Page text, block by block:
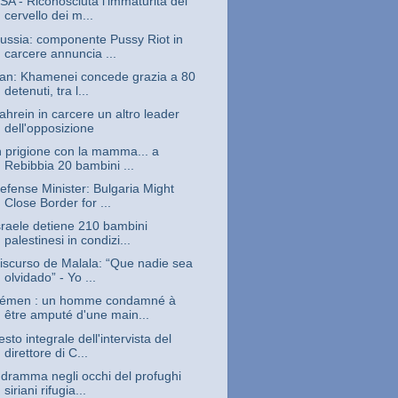
cervello dei m...
componente Pussy Riot in
carcere annuncia ...
Khamenei concede grazia a 80
detenuti, tra l...
in carcere un altro leader
dell'opposizione
prigione con la mamma... a
Rebibbia 20 bambini ...
Minister: Bulgaria Might
Close Border for ...
detiene 210 bambini
palestinesi in condizi...
de Malala: “Que nadie sea
olvidado” - Yo ...
: un homme condamné à
être amputé d'une main...
integrale dell'intervista del
direttore di C...
negli occhi del profughi
siriani rifugia...